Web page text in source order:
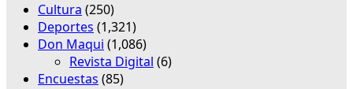
Cultura (250)
Deportes (1,321)
Don Maqui (1,086)
Revista Digital (6)
Encuestas (85)